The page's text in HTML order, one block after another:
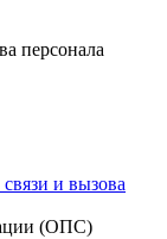
персонала
и вызова
(ОПС)